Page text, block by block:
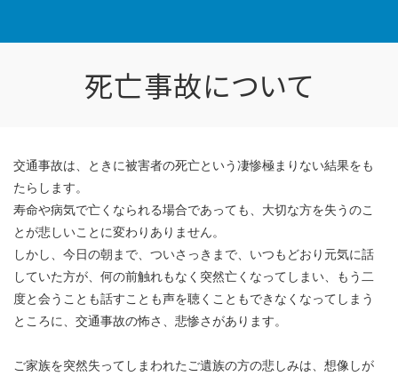
死亡事故について
交通事故は、ときに被害者の死亡という凄惨極まりない結果をも
たらします。
寿命や病気で亡くなられる場合であっても、大切な方を失うのこ
とが悲しいことに変わりありません。
しかし、今日の朝まで、ついさっきまで、いつもどおり元気に話
していた方が、何の前触れもなく突然亡くなってしまい、もう二
度と会うことも話すことも声を聴くこともできなくなってしまう
ところに、交通事故の怖さ、悲惨さがあります。
ご家族を突然失ってしまわれたご遺族の方の悲しみは、想像しが